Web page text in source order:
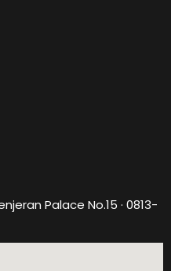
Palace No.15 · 0813-